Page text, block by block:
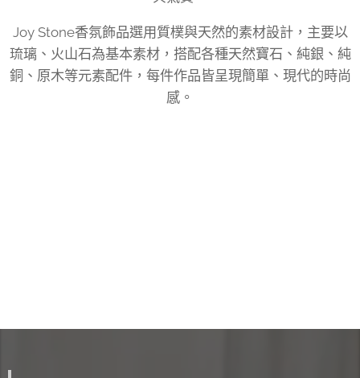
Joy Stone香氛飾品選用質樸與天然的素材設計，主要以
琉璃、火山石為基本素材，搭配各種天然寶石、純銀、純
銅、原木等元素配件，每件作品皆呈現簡單、現代的時尚
感。